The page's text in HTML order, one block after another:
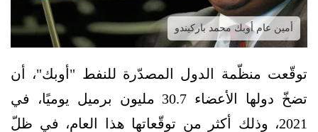
أمين عام أوبك محمد باركيندو
توقّعت منظّمة الدول المصدّرة للنفط "أوبك"، أن
تضخّ دولها الأعضاء 30.7 مليون برميل يوميًا، في
2021، وذلك أكثر من توقّعاتها هذا العام، في ظلّ